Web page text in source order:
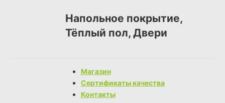
Напольное покрытие,
Тёплый пол, Двери
Магазин
Сертификаты качества
Контакты